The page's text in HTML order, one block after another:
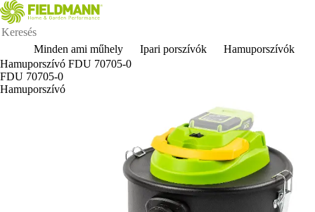
Minden ami műhely Ipari porszívók
Hamuporszívók
Hamuporszívó FDU 70705-0
FDU 70705-0
Hamuporszívó